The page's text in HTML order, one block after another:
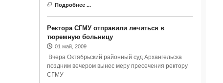
Подробнее ...
Ректора СГМУ отправили лечиться в
тюремную больницу
01 май, 2009
Вчера Октябрьский районный суд Архангельска
поздним вечером вынес меру пресечения ректору
СГМУ